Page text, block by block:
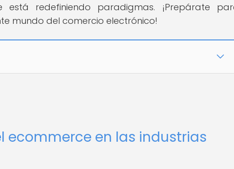
redefiniendo paradigmas. ¡Prepárate
mundo del comercio electrónico!
ecommerce en las industrias